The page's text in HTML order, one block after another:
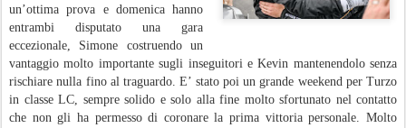
un’ottima prova e domenica hanno
entrambi disputato una gara
eccezionale, Simone costruendo un
vantaggio molto importante sugli inseguitori e Kevin mantenendolo senza
rischiare nulla fino al traguardo. E’ stato poi un grande weekend per Turzo
in classe LC, sempre solido e solo alla fine molto sfortunato nel contatto
che non gli ha permesso di coronare la prima vittoria personale. Molto